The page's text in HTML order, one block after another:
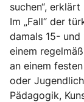
suchen“, erklärt
Im „Fall“ der
damals 15-
einem
an einem
oder
Pädagogik,